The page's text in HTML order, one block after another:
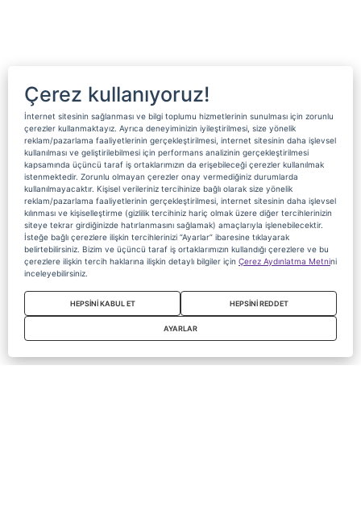
Çerez kullanıyoruz!
İnternet sitesinin sağlanması ve bilgi toplumu hizmetlerinin sunulması için zorunlu
çerezler kullanmaktayız. Ayrıca deneyiminizin iyileştirilmesi, size yönelik
reklam/pazarlama faaliyetlerinin gerçekleştirilmesi, internet sitesinin daha işlevsel
kullanılması ve geliştirilebilmesi için performans analizinin gerçekleştirilmesi
kapsamında üçüncü taraf iş ortaklarımızın da erişebileceği çerezler kullanılmak
istenmektedir. Zorunlu olmayan çerezler onay vermediğiniz durumlarda
kullanılmayacaktır. Kişisel verileriniz tercihinize bağlı olarak size yönelik
reklam/pazarlama faaliyetlerinin gerçekleştirilmesi, internet sitesinin daha işlevsel
kılınması ve kişiselleştirme (gizlilik tercihiniz hariç olmak üzere diğer tercihlerinizin
siteye tekrar girdiğinizde hatırlanmasını sağlamak) amaçlarıyla işlenebilecektir.
İsteğe bağlı çerezlere ilişkin tercihlerinizi “Ayarlar” ibaresine tıklayarak
belirtebilirsiniz. Bizim ve üçüncü taraf iş ortaklarımızın kullandığı çerezlere ve bu
çerezlere ilişkin tercih haklarına ilişkin detaylı bilgiler için Çerez Aydınlatma Metnini
inceleyebilirsiniz.
HEPSİNİ KABUL ET HEPSİNİ REDDET
AYARLAR